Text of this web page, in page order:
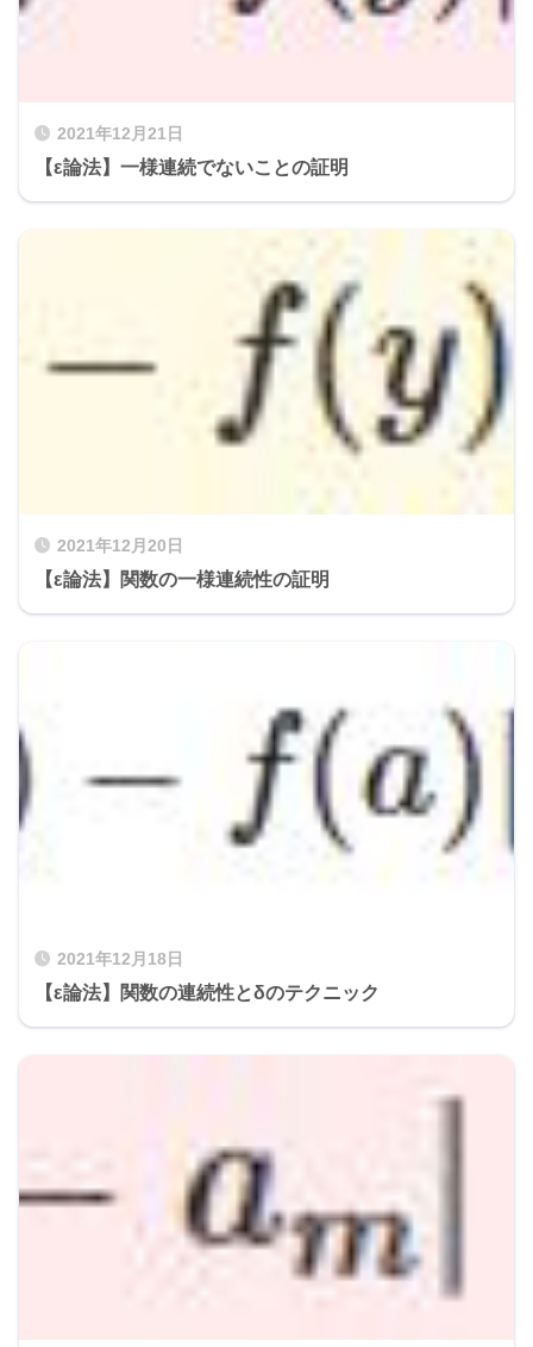
2021年12月21日
【ε論法】一様連続でないことの証明
2021年12月20日
【ε論法】関数の一様連続性の証明
2021年12月18日
【ε論法】関数の連続性とδのテクニック